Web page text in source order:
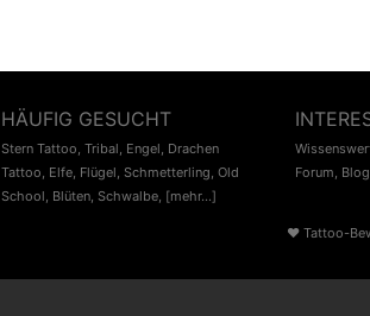
HÄUFIG GESUCHT
Stern Tattoo, Tribal, Engel, Drachen
Tattoo, Elfe, Flügel, Schmetterling, Old
School, Blüten, Schwalbe, [mehr...]
Forum, Blog
♥ Tattoo-